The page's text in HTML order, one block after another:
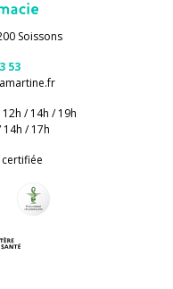
Soissons
53
/ 14h / 19h
14h / 17h